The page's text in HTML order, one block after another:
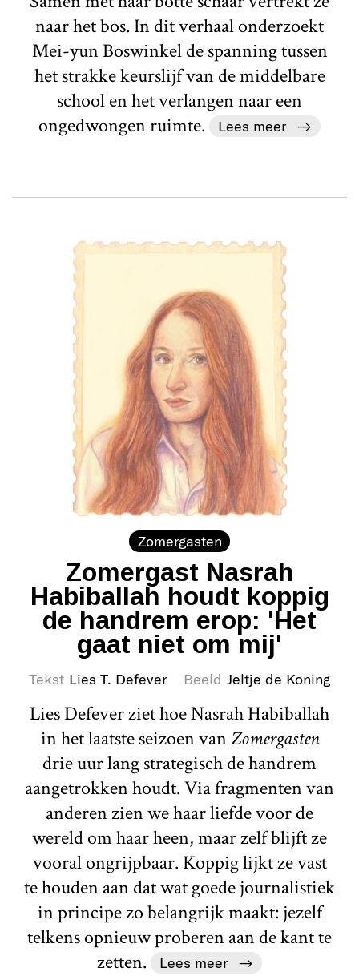
naar het bos. In dit verhaal onderzoekt
Mei-yun Boswinkel de spanning tussen
het strakke keurslijf van de middelbare
school en het verlangen naar een
ongedwongen ruimte.
Lees meer
Zomergasten
Zomergast Nasrah
Habiballah houdt koppig
de handrem erop: 'Het
gaat niet om mij'
Tekst Lies T. Defever Beeld Jeltje de Koning
Lies Defever ziet hoe Nasrah Habiballah
in het laatste seizoen vanZomergasten
drie uur lang strategisch de handrem
aangetrokken houdt. Via fragmenten van
anderen zien we haar liefde voor de
wereld om haar heen, maar zelf blijft ze
vooral ongrijpbaar. Koppig lijkt ze vast
te houden aan dat wat goede journalistiek
in principe zo belangrijk maakt: jezelf
telkens opnieuw proberen aan de kant te
zetten.
Lees meer